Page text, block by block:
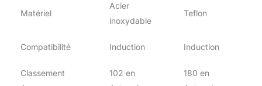
Matériel
Acier
inoxydable
Teflon
Compatibilité Induction Induction
Classement
102 en
180 en